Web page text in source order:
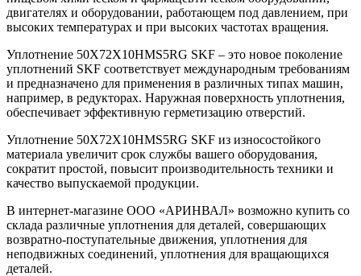
двигателях и оборудовании, работающем под давлением, при
высоких температурах и при высоких частотах вращения.
Уплотнение 50X72X10HMS5RG SKF – это новое поколение
уплотнений SKF соответствует международным требованиям
и предназначено для применения в различных типах машин,
например, в редукторах. Наружная поверхность уплотнения,
обеспечивает эффективную герметизацию отверстий.
Уплотнение 50X72X10HMS5RG SKF из износостойкого
материала увеличит срок службы вашего оборудования,
сократит простой, повысит производительность техники и
качество выпускаемой продукции.
В интернет-магазине ООО «АРИНВАЛ» возможно купить со
склада различные уплотнения для деталей, совершающих
возвратно-поступательные движения, уплотнения для
неподвижных соединений, уплотнения для вращающихся
деталей.